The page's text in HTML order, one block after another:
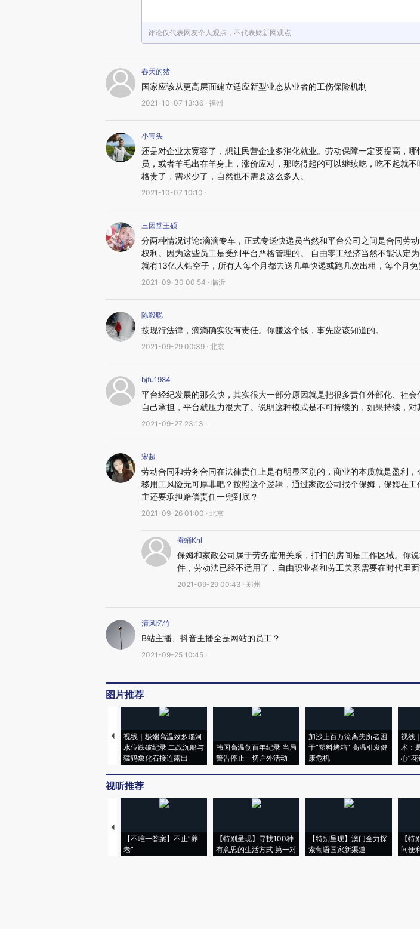
评论仅代表网友个人观点，不代表财新网观点
春天的猪
国家应该从更高层面建立适应新型业态从业者的工伤保险机制
2021-10-07 13:36 · 福州
小宝头
还是对企业太宽容了，想让民营企业多消化就业。劳动保障一定要提高，
员，或者羊毛出在羊身上，涨价应对，那吃得起的可以继续吃，吃不起就
格贵了，需求少了，自然也不需要这么多人。
2021-10-07 10:10 ·
三因堂王硕
分两种情况讨论:滴滴专车，正式专送快递员当然和平台公司之间是合同劳
权利。因为这些员工是受到平台严格管理的。 自由零工经济当然不能认定
就有13亿人钻空子，所有人每个月都去送几单快递或跑几次出租，每个月免
2021-09-30 00:54 · 临沂
陈毅聪
按现行法律，滴滴确实没有责任。你赚这个钱，事先应该知道的。
2021-09-29 00:39 · 北京
bjfu1984
平台经纪发展的那么快，其实很大一部分原因就是把很多责任外部化、社会
自己承担，平台就压力很大了。说明这种模式是不可持续的，如果持续，对
2021-09-27 23:13 ·
宋超
劳动合同和劳务合同在法律责任上是有明显区别的，商业的本质就是盈利
移用工风险无可厚非吧？按照这个逻辑，通过家政公司找个保姆，保姆在工
主还要承担赔偿责任一兜到底？
2021-09-26 01:00 · 北京
蚕蛹Knl
保姆和家政公司属于劳务雇佣关系，打扫的房间是工作区域。你
件，劳动法已经不适用了，自由职业者和劳工关系需要在时代里面
2021-09-29 00:43 · 郑州
清风忆竹
B站主播、抖音主播全是网站的员工？
2021-09-25 10:45 ·
图片推荐
视线｜极端高温致多瑙河
水位跌破纪录 二战沉船与
猛犸象化石接连露出
韩国高温创百年纪录 当局
警告停止一切户外活动
加沙上百万流离失所者困
于“塑料烤箱” 高温引发健
康危机
视线
术：
心“花
视听推荐
【不唯一答案】不止“养
老”
【特别呈现】寻找100种
有意思的生活方式·第一对
【特别呈现】澳门全力探
索葡语国家新渠道
【
间便